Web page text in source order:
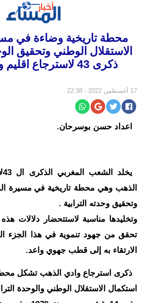
سياسة
مجتمع
أخبار
الجالية
جهات
فن
رياضة
المرأة
حوادث
قناة
اخبار
محطة تاريخية وضاءة في
الاستقلال الوطني وتحقيق
ذكرى 43 لاسترجاع اقليم وادي الذهب
17 أغسطس 2022 - 22:38
اعداد حسن بوسرحان.
الذهب وهي محطة تاريخية في مسيرة
وتحقيق وحدته الترابية .
وتخليدها مناسبة لاستتحضار دلالات
تحقق من جهود تنموية في هذا الجزء
الارتقاء به إلى قطب جهوي واعد.
ذكرى استرجاع وادي الذهب تشكل
استكمال الاستقلال الوطني والوحدة